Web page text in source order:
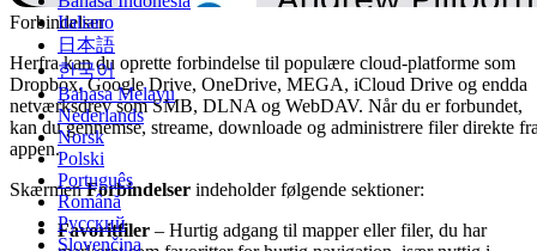
Italiano
日本語
한국어
Bahasa Melayu
Nederlands
Norsk
Polski
Português
Română
Русский
Slovenčina
Forbindelser
Herfra kan du oprette forbindelse til populære cloud-platforme som
Dropbox, Google Drive, OneDrive, MEGA, iCloud Drive og endda
netværksdrev som SMB, DLNA og WebDAV. Når du er forbundet,
kan du gennemse, streame, downloade og administrere filer direkte
appen.
SkærmenForbindelser indeholder følgende sektioner:
Favoritfiler – Hurtig adgang til mapper eller filer, du har